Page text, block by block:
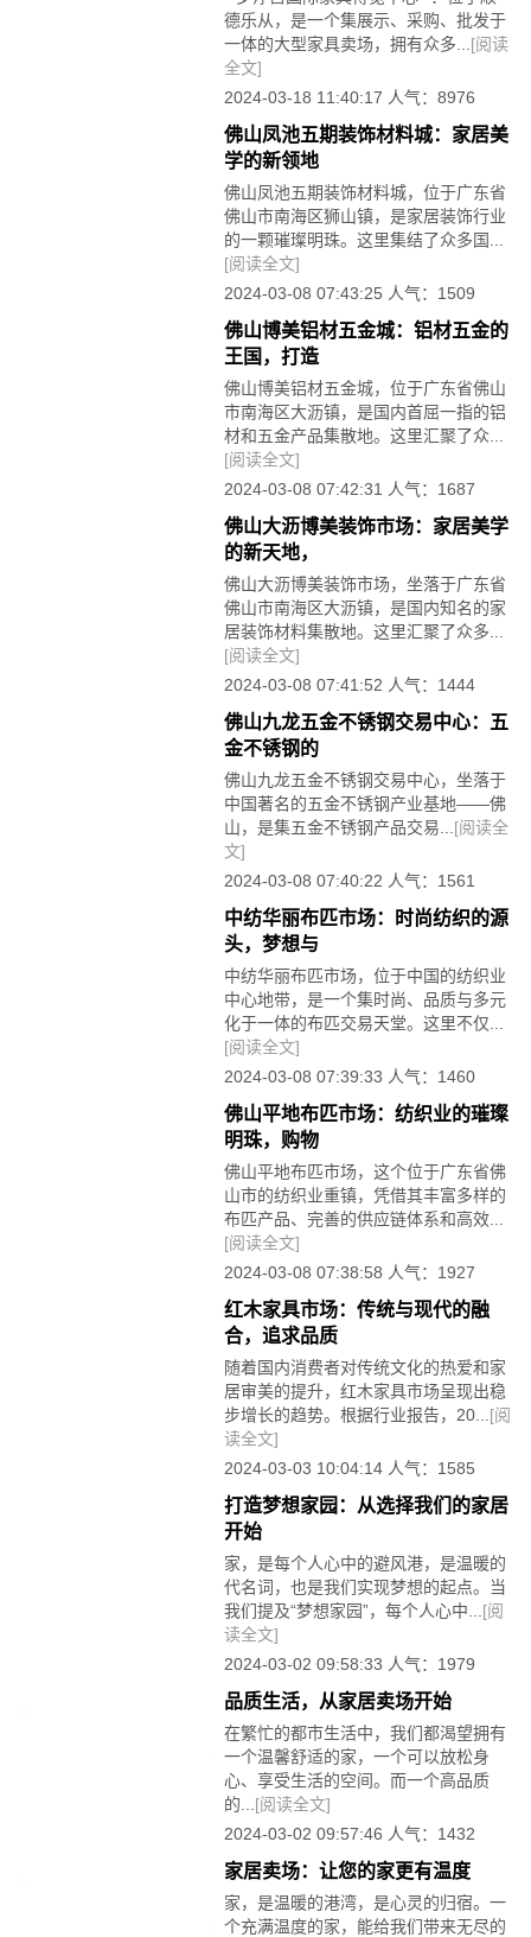
德乐从，是一个集展示、采购、批发于
一体的大型家具卖场，拥有众多... [阅读
全文]
2024-03-18 11:40:17 人气：8976
佛山凤池五期装饰材料城：家居美
学的新领地
佛山凤池五期装饰材料城，位于广东省
佛山市南海区狮山镇，是家居装饰行业
的一颗璀璨明珠。这里集结了众多国...
[阅读全文]
2024-03-08 07:43:25 人气：1509
佛山博美铝材五金城：铝材五金的
王国，打造
佛山博美铝材五金城，位于广东省佛山
市南海区大沥镇，是国内首屈一指的铝
材和五金产品集散地。这里汇聚了众...
[阅读全文]
2024-03-08 07:42:31 人气：1687
佛山大沥博美装饰市场：家居美学
的新天地，
佛山大沥博美装饰市场，坐落于广东省
佛山市南海区大沥镇，是国内知名的家
居装饰材料集散地。这里汇聚了众多...
[阅读全文]
2024-03-08 07:41:52 人气：1444
佛山九龙五金不锈钢交易中心：五
金不锈钢的
佛山九龙五金不锈钢交易中心，坐落于
中国著名的五金不锈钢产业基地——佛
山，是集五金不锈钢产品交易... [阅读全
文]
2024-03-08 07:40:22 人气：1561
中纺华丽布匹市场：时尚纺织的源
头，梦想与
中纺华丽布匹市场，位于中国的纺织业
中心地带，是一个集时尚、品质与多元
化于一体的布匹交易天堂。这里不仅...
[阅读全文]
2024-03-08 07:39:33 人气：1460
佛山平地布匹市场：纺织业的璀璨
明珠，购物
佛山平地布匹市场，这个位于广东省佛
山市的纺织业重镇，凭借其丰富多样的
布匹产品、完善的供应链体系和高效...
[阅读全文]
2024-03-08 07:38:58 人气：1927
红木家具市场：传统与现代的融
合，追求品质
随着国内消费者对传统文化的热爱和家
居审美的提升，红木家具市场呈现出稳
步增长的趋势。根据行业报告，20... [阅
读全文]
2024-03-03 10:04:14 人气：1585
打造梦想家园：从选择我们的家居
开始
家，是每个人心中的避风港，是温暖的
代名词，也是我们实现梦想的起点。当
我们提及“梦想家园”，每个人心中... [阅
读全文]
2024-03-02 09:58:33 人气：1979
品质生活，从家居卖场开始
在繁忙的都市生活中，我们都渴望拥有
一个温馨舒适的家，一个可以放松身
心、享受生活的空间。而一个高品质
的... [阅读全文]
2024-03-02 09:57:46 人气：1432
家居卖场：让您的家更有温度
家，是温暖的港湾，是心灵的归宿。一
个充满温度的家，能给我们带来无尽的